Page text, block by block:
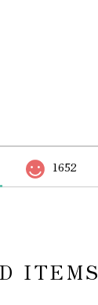
1652
ITEMS